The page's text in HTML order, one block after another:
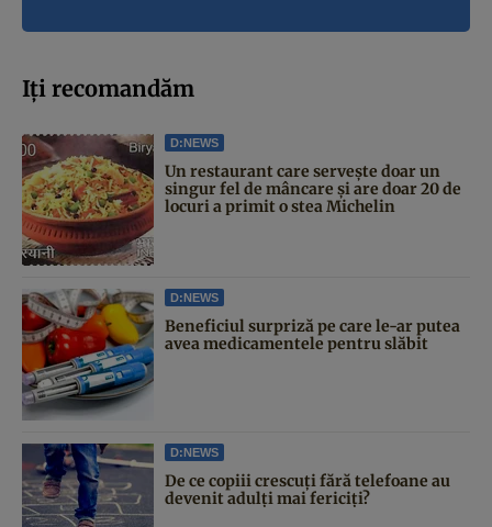
Iți recomandăm
D:NEWS
Un restaurant care servește doar un
singur fel de mâncare și are doar 20 de
locuri a primit o stea Michelin
D:NEWS
Beneficiul surpriză pe care le-ar putea
avea medicamentele pentru slăbit
D:NEWS
De ce copiii crescuți fără telefoane au
devenit adulți mai fericiți?